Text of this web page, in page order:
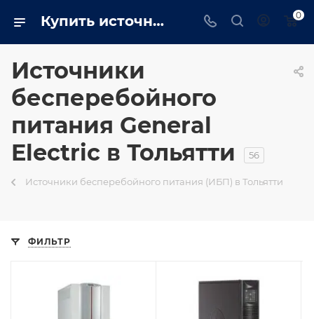
Купить источники бесперебойного питания General Electric в Тольятти 0
Источники
бесперебойного
питания General
Electric в Тольятти
56
Источники бесперебойного питания (ИБП) в Тольятти
ФИЛЬТР